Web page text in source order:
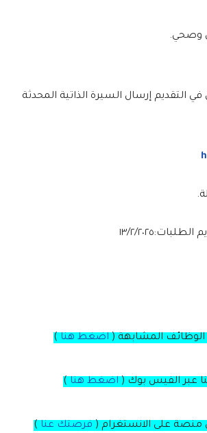
وصحي.
التقديم إرسال السيرة الذاتية المحدثة
٢/٢٠٢٥
الوظائف المشابهة ( اضغط هنا )
عبر الفيس بوك ( اضغط هنا )
منصة على الانستغرام ( فرصتك عنا )